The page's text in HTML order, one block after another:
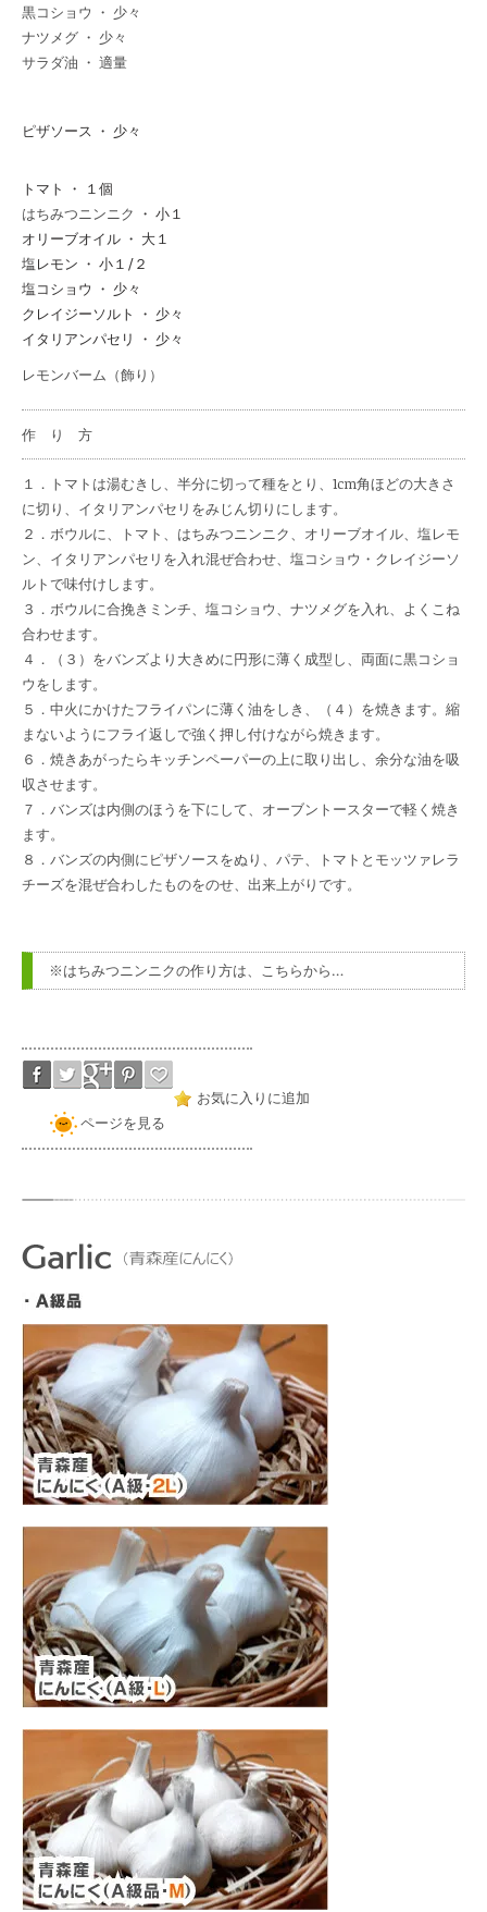
黒コショウ ・ 少々
ナツメグ ・ 少々
サラダ油 ・ 適量
ピザソース ・ 少々
トマト ・ １個
はちみつニンニク ・ 小１
オリーブオイル ・ 大１
塩レモン ・ 小１/２
塩コショウ ・ 少々
クレイジーソルト ・ 少々
イタリアンパセリ ・ 少々
レモンバーム（飾り）
作 り 方
１．トマトは湯むきし、半分に切って種をとり、1cm角ほどの大きさ
に切り、イタリアンパセリをみじん切りにします。
２．ボウルに、トマト、はちみつニンニク、オリーブオイル、塩レモ
ン、イタリアンパセリを入れ混ぜ合わせ、塩コショウ・クレイジーソ
ルトで味付けします。
３．ボウルに合挽きミンチ、塩コショウ、ナツメグを入れ、よくこね
合わせます。
４．（３）をバンズより大きめに円形に薄く成型し、両面に黒コショ
ウをします。
５．中火にかけたフライパンに薄く油をしき、（４）を焼きます。縮
まないようにフライ返しで強く押し付けながら焼きます。
６．焼きあがったらキッチンペーパーの上に取り出し、余分な油を吸
収させます。
７．バンズは内側のほうを下にして、オーブントースターで軽く焼き
ます。
８．バンズの内側にピザソースをぬり、パテ、トマトとモッツァレラ
チーズを混ぜ合わしたものをのせ、出来上がりです。
※はちみつニンニクの作り方は、こちらから…
お気に入りに追加
ページを見る